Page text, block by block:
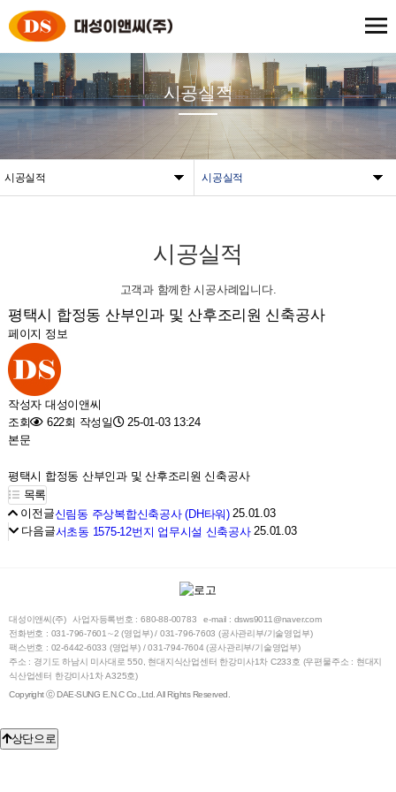
시공실적 시공실적
시공실적
시공실적
고객과 함께한 시공사례입니다.
평택시 합정동 산부인과 및 산후조리원 신축공사
페이지 정보
작성자 대성이앤씨
조회
622회 작성일
25-01-03 13:24
본문
평택시 합정동 산부인과 및 산후조리원 신축공사
목록
이전글신림동 주상복합신축공사 (DH타워) 25.01.03
다음글서초동 1575-12번지 업무시설 신축공사 25.01.03
대성이앤씨(주) 사업자등록번호 : 680-88-00783
e-mail : dsws9011@naver.com
전화번호 : 031-796-7601∼2 (영업부) / 031-796-7603 (공사관리부/기술영업부)
팩스번호 : 02-6442-6033 (영업부) / 031-794-7604 (공사관리부/기술영업부)
주소 : 경기도 하남시 미사대로 550, 현대지식산업센터 한강미사1차 C233호 (우편물주소 : 현대지
식산업센터 한강미사1차 A325호)
Copyright ⓒ DAE-SUNG E.N.C Co.,Ltd. All Rights Reserved.
상단으로